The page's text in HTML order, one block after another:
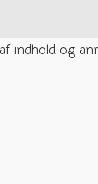
indhold og